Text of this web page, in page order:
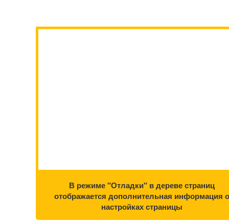
В режиме "Отладки" в дереве страниц
отображается дополнительная информация о
настройках страницы